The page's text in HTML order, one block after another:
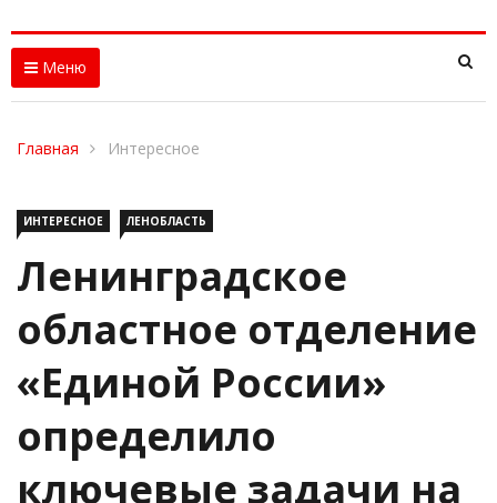
Меню
Главная Интересное
ИНТЕРЕСНОЕ ЛЕНОБЛАСТЬ
Ленинградское
областное отделение
«Единой России»
определило
ключевые задачи на